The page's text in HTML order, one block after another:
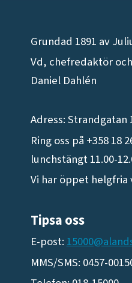
Grundad 1891 av
Vd, chefredaktör
Daniel Dahlén
Adress: Strandgatan
Ring oss på +358 18
lunchstängt 11.00-
Vi har öppet helgfria
Tipsa oss
E-post:
MMS/SMS: 0457-